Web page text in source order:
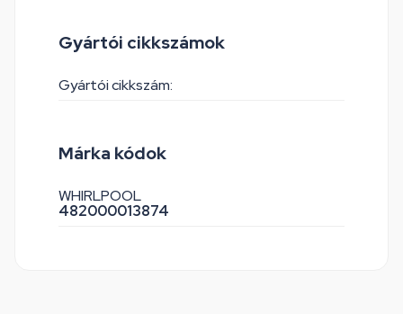
Gyártói cikkszámok
Gyártói cikkszám:
Márka kódok
WHIRLPOOL
482000013874